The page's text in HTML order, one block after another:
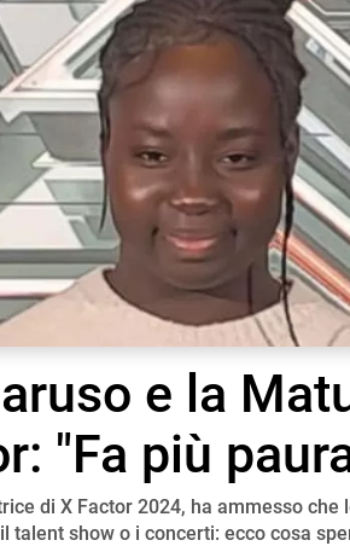
e la
"Fa più
di X Factor 2024, ha ammesso che
talent show o i concerti: ecco cosa